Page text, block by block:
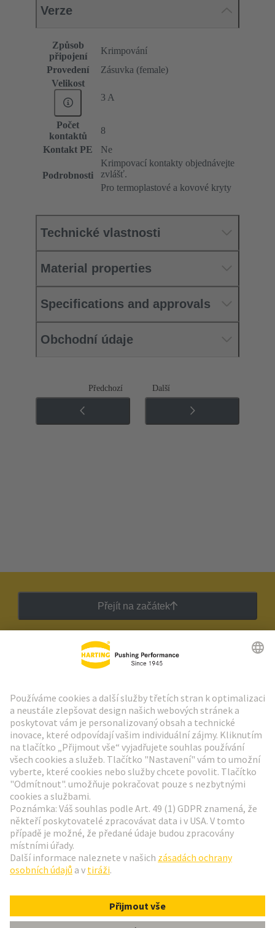
Verze
Způsob
připojení
Krimpování
Provedení
Zásuvka (female)
Velikost
3 A
Počet
kontaktů
8
Kontakt PE
Ne
Podrobnosti
Krimpovací kontakty objednávejte
zvlášť.
Pro termoplastové a kovové kryty
Technické vlastnosti
Material properties
Specifications and approvals
Obchodní údaje
Předchozí Další
Přejít na začátek
Zpravodaj HARTING
Přejít na registraci
Social Media
Česká republika
© Technologická skupina HARTING